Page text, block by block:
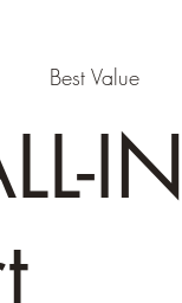
Best Value
IN